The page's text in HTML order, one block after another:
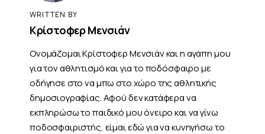
WRITTEN BY
Κρίστοφερ Μενσιάν
Ονομάζομαι Κρίστοφερ Μενσιάν και η αγάπη μου
για τον αθλητισμό και για το ποδόσφαιρο με
οδήγησε στο να μπω στο χώρο της αθλητικής
δημοσιογραφίας. Αφού δεν κατάφερα να
εκπληρώσω το παιδικό μου όνειρο και να γίνω
ποδοσφαιριστής, είμαι εδώ για να κυνηγήσω το